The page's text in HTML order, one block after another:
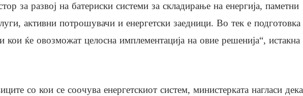
за развој на батериски системи за складирање на енергија, паметни
активни потрошувачи и енергетски заедници. Во тек е подготовка
кои ќе овозможат целосна имплементација на овие решенија“, истакна
со кои се соочува енергетскиот систем, министерката нагласи дека